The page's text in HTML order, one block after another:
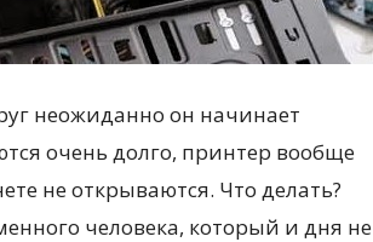
неожиданно он начинает
очень долго, принтер вообще
не открываются. Что делать?
человека, который и дня не